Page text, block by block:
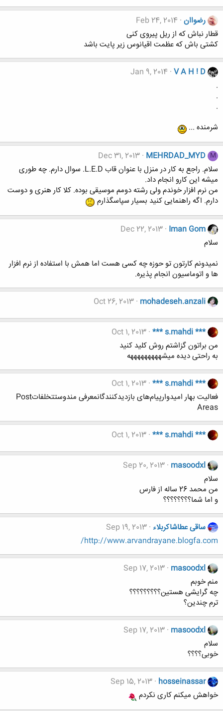
رضواان Feb 24, 2014
قطار نباش که از ریل پیروی کنی
کشتی باش که عظمت اقیانوس زیر پایت باشد
V A H ! D
Jan 9, 2014
.
.
.
شرمنده ...
M
MEHRDAD_MYD
Dec 31, 2013
سلام. راجع به کار در منزل با عنوان قاب L.E.D. سوال دارم. چه طوری
میشه این کارو انجام داد.
من نرم افزار خوندم ولی رشته دومم موسیقی بوده. کلا کار هنری و دوست
دارم. اگه راهنمایی کنید بسیار سپاسگذارم
Iman Gom
Dec 22, 2013
سلام
نمیدونم کارتون تو حوزه چه کسی هست اما همش با استفاده از نرم افزار
ها و اتوماسیون انجام پذیره.
mohadeseh.anzali
Oct 26, 2013
*** s.mahdi ***
Oct 1, 2013
من براتون گزاشتم روش کلید کنید
به راحتی دیده میشهههههههههه
*** s.mahdi ***
Oct 1, 2013
فعالیت بهار امیدوارپیام‌های بازدیدکنندگانمعرفی مندوستتخلفاتPost
Areas
*** s.mahdi ***
Oct 1, 2013
masoodxl
Sep 20, 2013
سلام
من محمد 26 ساله از فارس
و اما شما؟؟؟؟؟؟؟؟
ساقی عطاشاکربلاء Sep 19, 2013
http://www.arvandrayane.blogfa.com/
masoodxl
Sep 17, 2013
منم خوبم
چه گرایشی هستین؟؟؟؟؟؟؟؟؟
ترم چندین؟
masoodxl
Sep 17, 2013
سلام
خوبی؟؟؟؟
hosseinassar
Sep 15, 2013
خواهش میکنم کاری نکردم